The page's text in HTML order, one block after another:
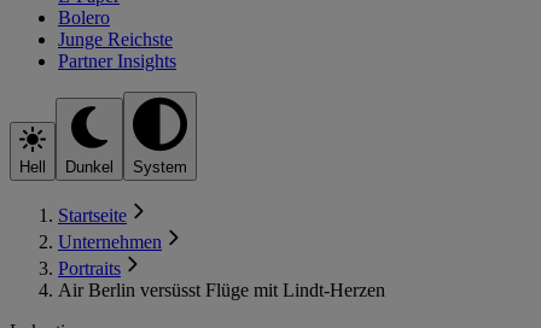
Bolero
Junge Reichste
Partner Insights
Hell Dunkel System
Startseite
Unternehmen
Portraits
Air Berlin versüsst Flüge mit Lindt-Herzen